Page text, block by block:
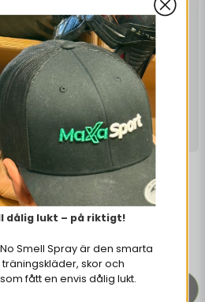
LISÄÄ OSTOSKORIIN
dålig lukt – på riktigt!
Smell Spray är den smarta
skor och
fått en envis dålig lukt.